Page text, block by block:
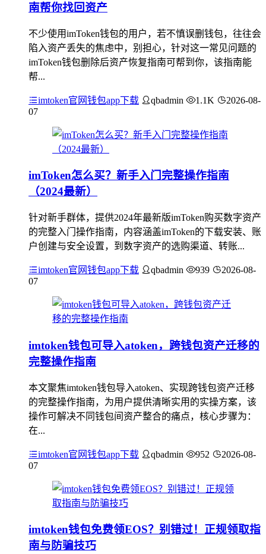
南帮你找回资产
不少使用imToken钱包的用户，若不慎误删钱包，往往会
陷入资产丢失的焦虑中，别担心，针对这一常见问题的
imToken钱包删除后资产恢复指南可帮到你，该指南能
帮...
imtoken官网钱包app下载 qbadmin 1.1K
2026-08-
07
imToken怎么买？新手入门完整操作指南
（2024最新）
针对新手群体，提供2024年最新版imToken购买数字资产
的完整入门操作指南，内容涵盖imToken的下载安装、账
户创建与安全设置，到数字资产的选购渠道、转账...
imtoken官网钱包app下载 qbadmin 939
2026-08-
07
imtoken钱包可导入atoken，跨钱包资产迁移的
完整操作指南
本文聚焦imtoken钱包导入atoken、实现跨钱包资产迁移
的完整操作指南，为用户提供清晰实用的实操方案，该
操作可解决不同钱包间资产整合的痛点，核心步骤为：
在...
imtoken官网钱包app下载 qbadmin 952
2026-08-
07
imtoken钱包免费领EOS？别错过！正规领取指
南与防骗技巧